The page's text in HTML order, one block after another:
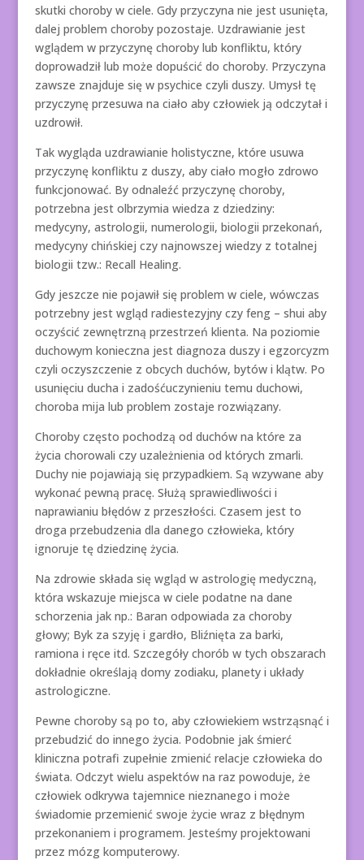
skutki choroby w ciele. Gdy przyczyna nie jest usunięta,
dalej problem choroby pozostaje. Uzdrawianie jest
wglądem w przyczynę choroby lub konfliktu, który
doprowadził lub może dopuścić do choroby. Przyczyna
zawsze znajduje się w psychice czyli duszy. Umysł tę
przyczynę przesuwa na ciało aby człowiek ją odczytał i
uzdrowił.
Tak wygląda uzdrawianie holistyczne, które usuwa
przyczynę konfliktu z duszy, aby ciało mogło zdrowo
funkcjonować. By odnaleźć przyczynę choroby,
potrzebna jest olbrzymia wiedza z dziedziny:
medycyny, astrologii, numerologii, biologii przekonań,
medycyny chińskiej czy najnowszej wiedzy z totalnej
biologii tzw.: Recall Healing.
Gdy jeszcze nie pojawił się problem w ciele, wówczas
potrzebny jest wgląd radiestezyjny czy feng – shui aby
oczyścić zewnętrzną przestrzeń klienta. Na poziomie
duchowym konieczna jest diagnoza duszy i egzorcyzm
czyli oczyszczenie z obcych duchów, bytów i klątw. Po
usunięciu ducha i zadośćuczynieniu temu duchowi,
choroba mija lub problem zostaje rozwiązany.
Choroby często pochodzą od duchów na które za
życia chorowali czy uzależnienia od których zmarli.
Duchy nie pojawiają się przypadkiem. Są wzywane aby
wykonać pewną pracę. Służą sprawiedliwości i
naprawianiu błędów z przeszłości. Czasem jest to
droga przebudzenia dla danego człowieka, który
ignoruje tę dziedzinę życia.
Na zdrowie składa się wgląd w astrologię medyczną,
która wskazuje miejsca w ciele podatne na dane
schorzenia jak np.: Baran odpowiada za choroby
głowy; Byk za szyję i gardło, Bliźnięta za barki,
ramiona i ręce itd. Szczegóły chorób w tych obszarach
dokładnie określają domy zodiaku, planety i układy
astrologiczne.
Pewne choroby są po to, aby człowiekiem wstrząsnąć i
przebudzić do innego życia. Podobnie jak śmierć
kliniczna potrafi zupełnie zmienić relacje człowieka do
świata. Odczyt wielu aspektów na raz powoduje, że
człowiek odkrywa tajemnice nieznanego i może
świadomie przemienić swoje życie wraz z błędnym
przekonaniem i programem. Jesteśmy projektowani
przez mózg komputerowy.